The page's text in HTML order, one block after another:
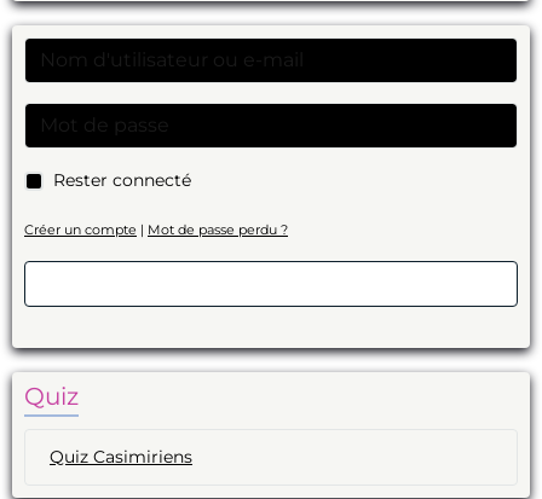
Rester connecté
Créer un compte | Mot de passe perdu ?
Quiz
Quiz Casimiriens